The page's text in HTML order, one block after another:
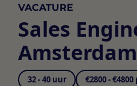
VACATURE
Sales
Amsterdam
32 - 40 uur €2800 -